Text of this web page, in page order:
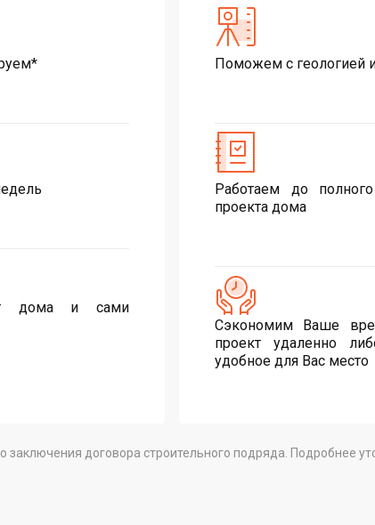
дома и сами
Поможем с геологией
Работаем до
проекта дома
Сэкономим Ваше
проект удаленно
удобное для Вас место
договора строительного подряда. Подробнее